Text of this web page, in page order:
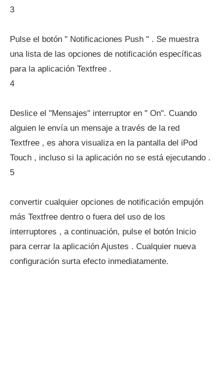
3
Pulse el botón " Notificaciones Push " . Se muestra
una lista de las opciones de notificación específicas
para la aplicación Textfree .
4
Deslice el "Mensajes" interruptor en " On". Cuando
alguien le envía un mensaje a través de la red
Textfree , es ahora visualiza en la pantalla del iPod
Touch , incluso si la aplicación no se está ejecutando .
5
convertir cualquier opciones de notificación empujón
más Textfree dentro o fuera del uso de los
interruptores , a continuación, pulse el botón Inicio
para cerrar la aplicación Ajustes . Cualquier nueva
configuración surta efecto inmediatamente.